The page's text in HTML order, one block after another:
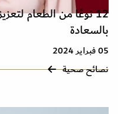
12 نوعًا من الطعام
بالسعادة
05 فبراير 2024
نصائح صحية